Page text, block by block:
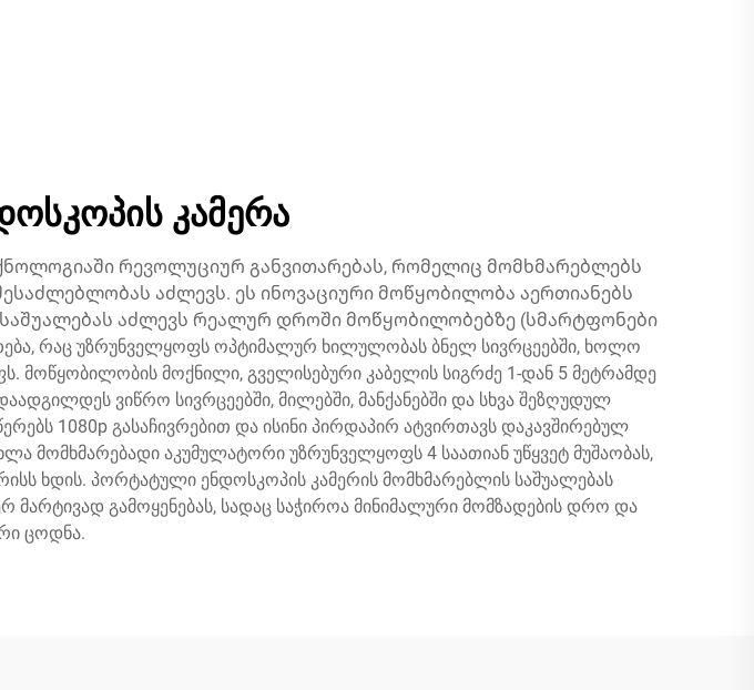
კამერა
რევოლუციურ განვითარებას, რომელიც მომხმარებლებს
აძლევს. ეს ინოვაციური მოწყობილობა აერთიანებს
აძლევს რეალურ დროში მოწყობილობებზე (სმარტფონები
რაც უზრუნველყოფს ოპტიმალურ ხილულობას ბნელ სივრცეებში, ხოლო
მოწყობილობის მოქნილი, გველისებური კაბელის სიგრძე 1-დან 5 მეტრამდე
ვიწრო სივრცეებში, მილებში, მანქანებში და სხვა შეზღუდულ
1080p გასაჩივრებით და ისინი პირდაპირ ატვირთავს დაკავშირებულ
მომხმარებადი აკუმულატორი უზრუნველყოფს 4 საათიან უწყვეტ მუშაობას,
ხდის. პორტატული ენდოსკოპის კამერის მომხმარებლის საშუალებას
გამოყენებას, სადაც საჭიროა მინიმალური მომზადების დრო და
ცოდნა.